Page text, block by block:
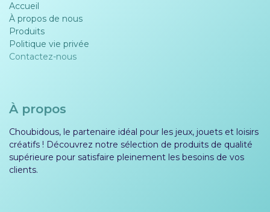
Accueil
À propos de nous
Produits
Politique vie privée​​
Contactez-nous
À propos
Choubidous, le partenaire idéal pour les jeux, jouets et loisirs
créatifs ! Découvrez notre sélection de produits de qualité
supérieure pour satisfaire pleinement les besoins de vos
clients.